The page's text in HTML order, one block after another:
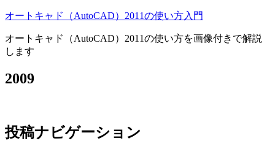
オートキャド（AutoCAD）2011の使い方入門
オートキャド（AutoCAD）2011の使い方を画像付きで解説
します
2009
投稿ナビゲーション